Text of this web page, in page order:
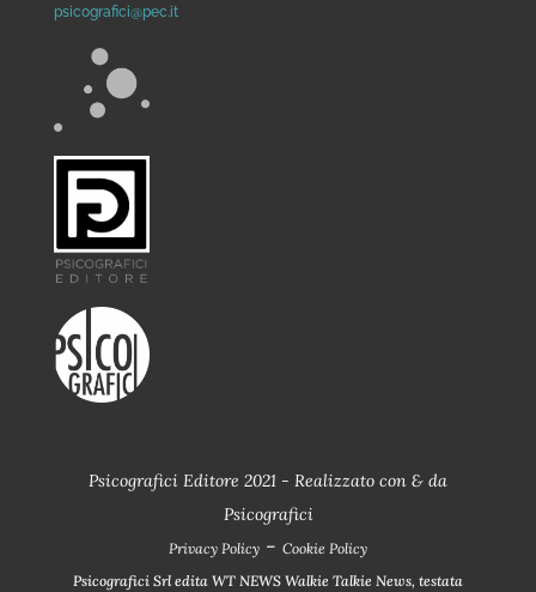
psicografici@pec.it
Psicografici Editore 2021 - Realizzato con & da
Psicografici
Privacy Policy - Cookie Policy
Psicografici Srl edita WT NEWS Walkie Talkie News, testata